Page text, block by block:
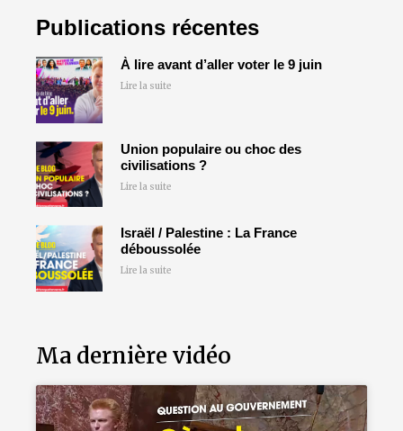
Publications récentes
À lire avant d’aller voter le 9 juin
Lire la suite
Union populaire ou choc des
civilisations ?
Lire la suite
Israël / Palestine : La France
déboussolée
Lire la suite
Ma dernière vidéo